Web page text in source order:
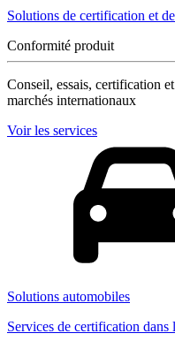
Solutions de certification et
Conformité produit
Conseil, essais, certification
marchés internationaux
Voir les services
Solutions automobiles
Services de certification dans